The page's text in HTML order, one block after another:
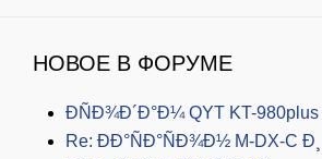
НОВОЕ В ФОРУМЕ
ÐÑÐ¾Ð´Ð°Ð¼ QYT KT-980plus
Re: ÐÐ°ÑÐ°ÑÐ¾Ð½ M-DX-C Ð¸